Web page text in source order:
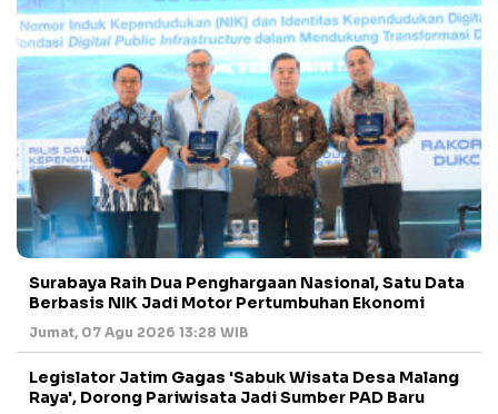
Surabaya Raih Dua Penghargaan Nasional, Satu Data
Berbasis NIK Jadi Motor Pertumbuhan Ekonomi
Jumat, 07 Agu 2026 13:28 WIB
Legislator Jatim Gagas 'Sabuk Wisata Desa Malang
Raya', Dorong Pariwisata Jadi Sumber PAD Baru